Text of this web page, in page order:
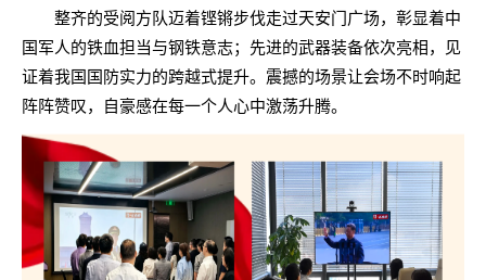
整齐的受阅方队迈着铿锵步伐走过天安门广场，彰显着中
国军人的铁血担当与钢铁意志；先进的武器装备依次亮相，见
证着我国国防实力的跨越式提升。震撼的场景让会场不时响起
阵阵赞叹，自豪感在每一个人心中激荡升腾。